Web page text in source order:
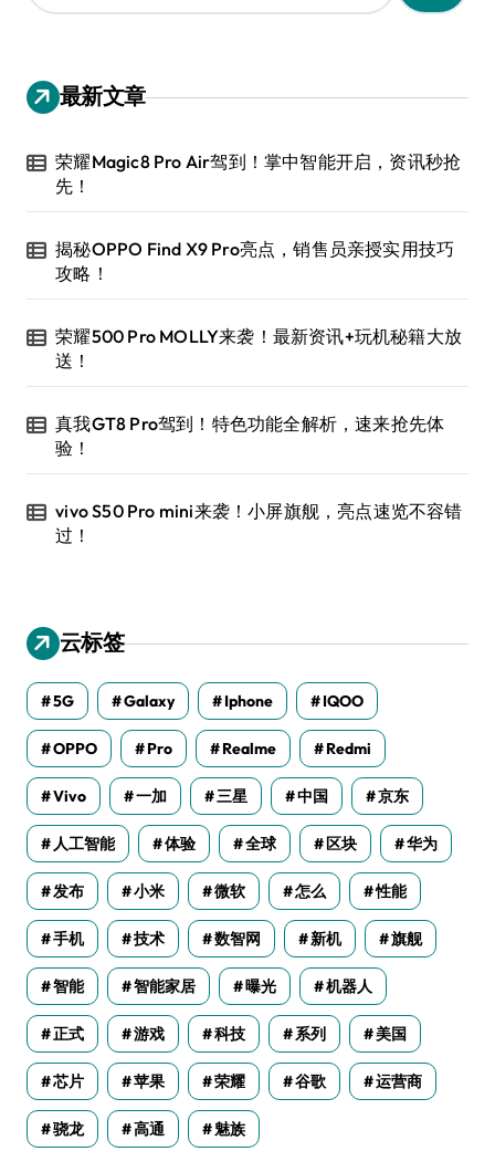
：
最新文章
荣耀Magic8 Pro Air驾到！掌中智能开启，资讯秒抢
先！
揭秘OPPO Find X9 Pro亮点，销售员亲授实用技巧
攻略！
荣耀500 Pro MOLLY来袭！最新资讯+玩机秘籍大放
送！
真我GT8 Pro驾到！特色功能全解析，速来抢先体
验！
vivo S50 Pro mini来袭！小屏旗舰，亮点速览不容错
过！
云标签
5G Galaxy Iphone IQOO
OPPO Pro Realme Redmi
Vivo 一加 三星 中国 京东
人工智能 体验 全球 区块 华为
发布 小米 微软 怎么 性能
手机 技术 数智网 新机 旗舰
智能 智能家居 曝光 机器人
正式 游戏 科技 系列 美国
芯片 苹果 荣耀 谷歌 运营商
骁龙 高通 魅族